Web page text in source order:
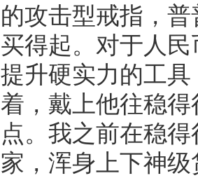
的攻击型戒指，
买得起。对于人
提升硬实力的工
着，戴上他往稳
点。我之前在稳
家，浑身上下神